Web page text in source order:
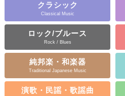
クラシック
Classical Music
ロック/ブルース
Rock / Blues
純邦楽・和楽器
Traditional Japanese Music
演歌・民謡・歌謡曲